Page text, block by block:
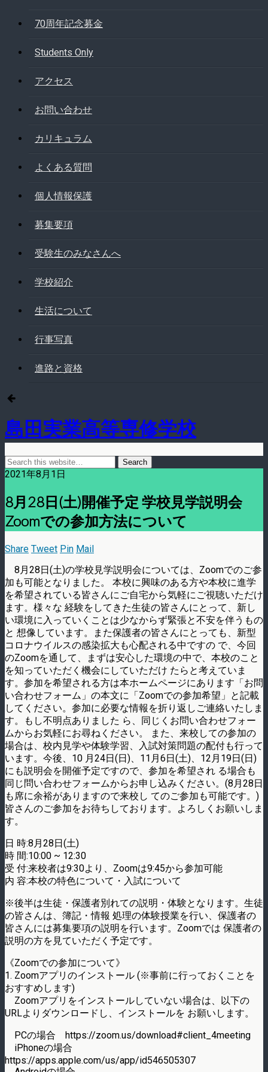
70周年記念募金
Students Only
アクセス
お問い合わせ
カリキュラム
よくある質問
個人情報保護
募集要項
受験生のみなさんへ
学校紹介
生活について
行事写真
進路と資格
島田実業高等専修学校
2021年8月1日
8月28日(土)開催予定 学校見学説明会
Zoomでの参加方法について
Share Tweet Pin Mail
8月28日(土)の学校見学説明会については、Zoomでのご参
加も可能となりました。 本校に興味のある方や本校に進学
を希望されている皆さんにご自宅から気軽にご視聴いただけ
ます。様々な 経験をしてきた生徒の皆さんにとって、新し
い環境に入っていくことは少なからず緊張と不安を伴うもの
と 想像しています。また保護者の皆さんにとっても、新型
コロナウイルスの感染拡大も心配される中ですの で、今回
のZoomを通して、まずは安心した環境の中で、本校のこと
を知っていただく機会にしていただけ たらと考えていま
す。参加を希望される方は本ホームページにあります「お問
い合わせフォーム」の本文に「Zoomでの参加希望」と記載
してください。参加に必要な情報を折り返しご連絡いたしま
す。もし不明点ありました ら、同じくお問い合わせフォー
ムからお気軽にお尋ねください。 また、来校しての参加の
場合は、校内見学や体験学習、入試対策問題の配付も行って
います。今後、10 月24日(日)、11月6日(土)、12月19日(日)
にも説明会を開催予定ですので、参加を希望され る場合も
同じ問い合わせフォームからお申し込みください。(8月28日
も席に余裕がありますので来校し てのご参加も可能です。)
皆さんのご参加をお待ちしております。よろしくお願いしま
す。
日 時:8月28日(土)
時 間:10:00 ~ 12:30
受 付:来校者は9:30より、Zoomは9:45から参加可能
内 容:本校の特色について・入試について
※後半は生徒・保護者別れての説明・体験となります。生徒
の皆さんは、簿記・情報 処理の体験授業を行い、保護者の
皆さんには募集要項の説明を行います。Zoomでは 保護者の
説明の方を見ていただく予定です。
《Zoomでの参加について》
1. Zoomアプリのインストール (※事前に行っておくことを
おすすめします)
Zoomアプリをインストールしていない場合は、以下の
URLよりダウンロードし、インストールを お願いします。
PCの場合 https://zoom.us/download#client_4meeting
iPhoneの場合
https://apps.apple.com/us/app/id546505307